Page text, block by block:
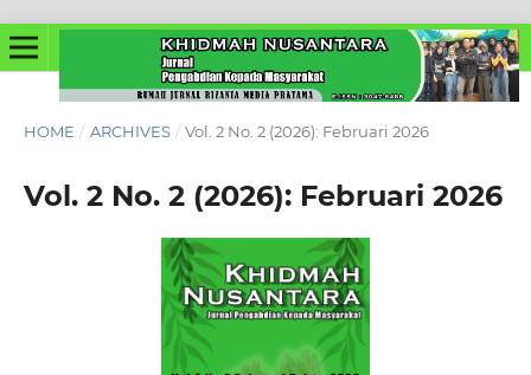
HOME / ARCHIVES / Vol. 2 No. 2 (2026): Februari 2026
Vol. 2 No. 2 (2026): Februari 2026